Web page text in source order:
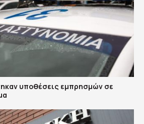
υποθέσεις εμπρησμών σε